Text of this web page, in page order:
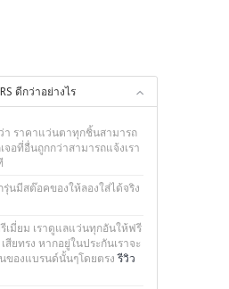
ดีกว่าอย่างไร
า ราคาแว่นตาทุกชิ้นสามารถ
จอที่อื่นถูกกว่าสามารถแจ้งเรา
นมีสต๊อคของให้ลองใส่ได้จริง
เมี่ยม เราดูแลแว่นทุกอันให้ฟรี
ยทรง หากอยู่ในประกันเราจะ
ของแบรนด์นั้นๆโดยตรงรีวิว